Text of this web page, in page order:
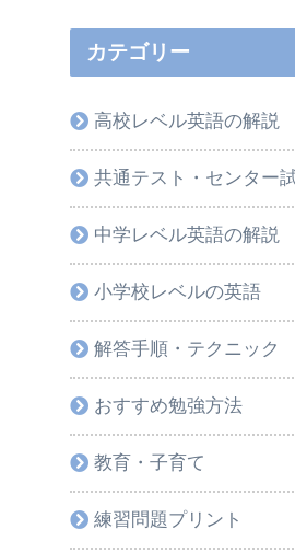
カテゴリー
高校レベル英語の解説
共通テスト・センター
中学レベル英語の解説
小学校レベルの英語
解答手順・テクニック
おすすめ勉強方法
教育・子育て
練習問題プリント